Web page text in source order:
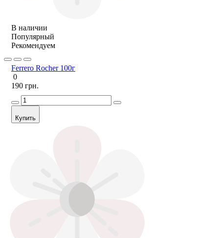
В наличии
Популярный
Рекомендуем
Ferrero Rocher 100г
0
190 грн.
Купить